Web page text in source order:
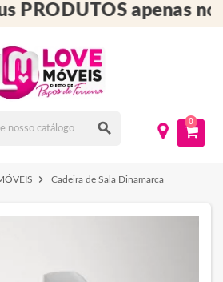
PRODUTOS apenas no
search 0
chevron_right Cadeira de Sala Dinamarca